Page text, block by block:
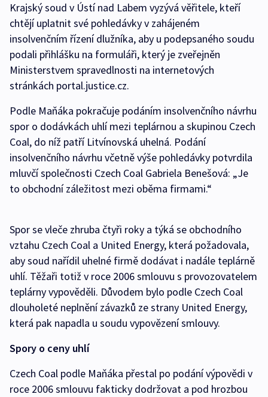
Krajský soud v Ústí nad Labem vyzývá věřitele, kteří
chtějí uplatnit své pohledávky v zahájeném
insolvenčním řízení dlužníka, aby u podepsaného soudu
podali přihlášku na formuláři, který je zveřejněn
Ministerstvem spravedlnosti na internetových
stránkách portal.justice.cz.
Podle Maňáka pokračuje podáním insolvenčního návrhu
spor o dodávkách uhlí mezi teplárnou a skupinou Czech
Coal, do níž patří Litvínovská uhelná. Podání
insolvenčního návrhu včetně výše pohledávky potvrdila
mluvčí společnosti Czech Coal Gabriela Benešová: „Je
to obchodní záležitost mezi oběma firmami.“
Spor se vleče zhruba čtyři roky a týká se obchodního
vztahu Czech Coal a United Energy, která požadovala,
aby soud nařídil uhelné firmě dodávat i nadále teplárně
uhlí. Těžaři totiž v roce 2006 smlouvu s provozovatelem
teplárny vypověděli. Důvodem bylo podle Czech Coal
dlouholeté neplnění závazků ze strany United Energy,
která pak napadla u soudu vypovězení smlouvy.
Spory o ceny uhlí
Czech Coal podle Maňáka přestal po podání výpovědi v
roce 2006 smlouvu fakticky dodržovat a pod hrozbou